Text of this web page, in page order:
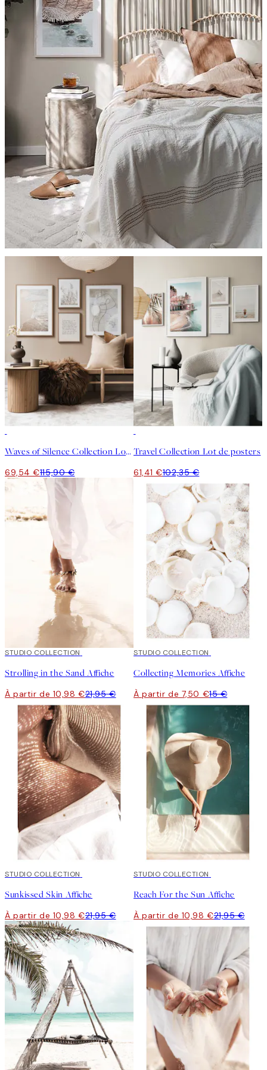
Waves of Silence Collection Lot de posters
69,54 €115,90 €
Travel Collection Lot de posters
61,41 €102,35 €
50%*
STUDIO COLLECTION
Strolling in the Sand Affiche
À partir de 10,98 €21,95 €
50%*
STUDIO COLLECTION
Collecting Memories Affiche
À partir de 7,50 €15 €
50%*
STUDIO COLLECTION
Sunkissed Skin Affiche
À partir de 10,98 €21,95 €
50%*
STUDIO COLLECTION
Reach For the Sun Affiche
À partir de 10,98 €21,95 €